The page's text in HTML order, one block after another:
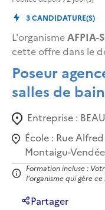
3CANDIDATURE(S)
L'organismeAFPIA-
cette offre dans le
Poseur
salles de
Entreprise :
École : Rue
Montaigu-Vendée
Formation incluse :
l'organisme qui gère
Partager